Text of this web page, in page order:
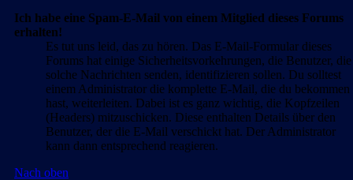
Ich habe eine Spam-E-Mail von einem Mitglied dieses Forums
erhalten!
Es tut uns leid, das zu hören. Das E-Mail-Formular dieses
Forums hat einige Sicherheitsvorkehrungen, die Benutzer, die
solche Nachrichten senden, identifizieren sollen. Du solltest
einem Administrator die komplette E-Mail, die du bekommen
hast, weiterleiten. Dabei ist es ganz wichtig, die Kopfzeilen
(Headers) mitzuschicken. Diese enthalten Details über den
Benutzer, der die E-Mail verschickt hat. Der Administrator
kann dann entsprechend reagieren.
Nach oben